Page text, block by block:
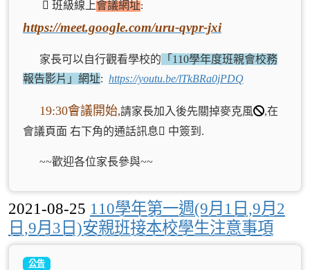
班級線上會議網址:
https://meet.google.com/uru-qvpr-jxi
家長可以自行觀看學校的 「110學年度班親會校務
報告影片」網址: https://youtu.be/lTkBRa0jPDQ
19:30會議開始,請家長加入後先關掉麥克風
,在
會議頁面 右下角的通話訊息
中簽到.
~~歡迎各位家長參與~~
2021-08-25 110學年第一週(9月1日,9月2
日,9月3日)安親班接本校學生注意事項
公告